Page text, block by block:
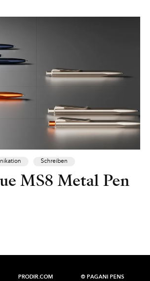
Schreiben
MS8 Metal Pen
PRODIR.COM © PAGANI PENS